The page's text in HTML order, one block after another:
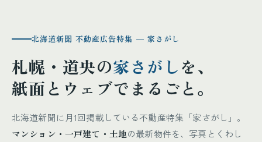
北海道新聞 不動産広告特集 ─ 家さがし
札幌・道央の家さがしを、
紙面とウェブでまるごと。
北海道新聞に月1回掲載している不動産特集「家さがし」。
マンション・一戸建て・土地の最新物件を、写真とくわし